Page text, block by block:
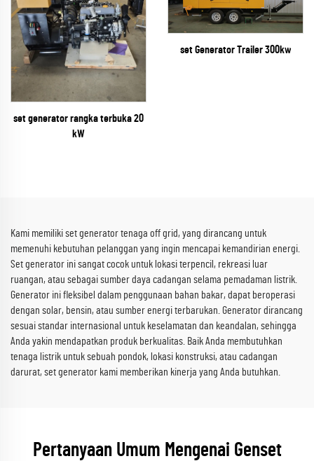
set generator rangka terbuka 20
kW
set Generator Trailer 300kw
Kami memiliki set generator tenaga off grid, yang dirancang untuk
memenuhi kebutuhan pelanggan yang ingin mencapai kemandirian energi.
Set generator ini sangat cocok untuk lokasi terpencil, rekreasi luar
ruangan, atau sebagai sumber daya cadangan selama pemadaman listrik.
Generator ini fleksibel dalam penggunaan bahan bakar, dapat beroperasi
dengan solar, bensin, atau sumber energi terbarukan. Generator dirancang
sesuai standar internasional untuk keselamatan dan keandalan, sehingga
Anda yakin mendapatkan produk berkualitas. Baik Anda membutuhkan
tenaga listrik untuk sebuah pondok, lokasi konstruksi, atau cadangan
darurat, set generator kami memberikan kinerja yang Anda butuhkan.
Pertanyaan Umum Mengenai Genset